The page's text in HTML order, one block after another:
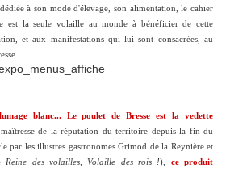
à son mode d'élevage, son alimentation, le cahier
est la seule volaille au monde à bénéficier de cette
et aux manifestations qui lui sont consacrées, au
blanc... Le poulet de Bresse est la vedette
de la réputation du territoire depuis la fin du
par les illustres gastronomes Grimod de la Reynière et
Reine des volailles, Volaille des rois !),
ce produit